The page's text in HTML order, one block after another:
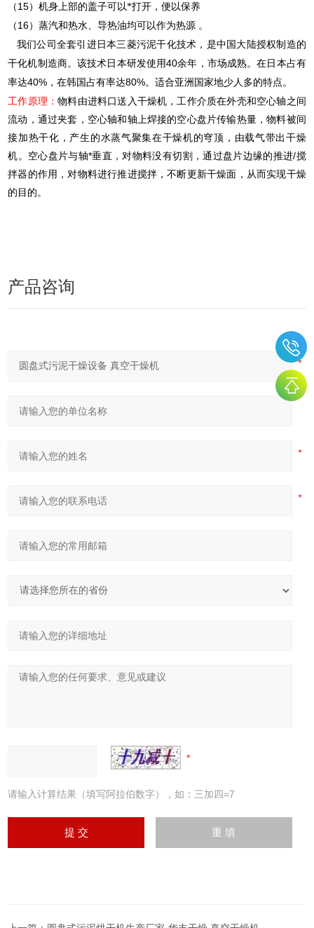
（ 15）机身上部的盖子可以*打开，便以保养
（ 16）蒸汽和热水、导热油均可以作为热源 。
我们公司全套引进日本三菱污泥干化技术，是中国大陆授权制造的
干化机制造商。该技术日本研发使用40余年，市场成熟。在日本占有
率达40% ，在韩国占有率达80%。适合亚洲国家地少人多的特点。
工作原理：物料由进料口送入干燥机，工作介质在外壳和空心轴之间
流动，通过夹套，空心轴和轴上焊接的空心盘片传输热量，物料被间
接加热干化，产生的水蒸气聚集在干燥机的穹顶，由载气带出干燥
机。空心盘片与轴*垂直，对物料没有切割，通过盘片边缘的推进/搅
拌器的作用，对物料进行推进搅拌，不断更新干燥面，从而实现干燥
的目的。
产品咨询
请输入计算结果（填写阿拉伯数字），如：三加四=7